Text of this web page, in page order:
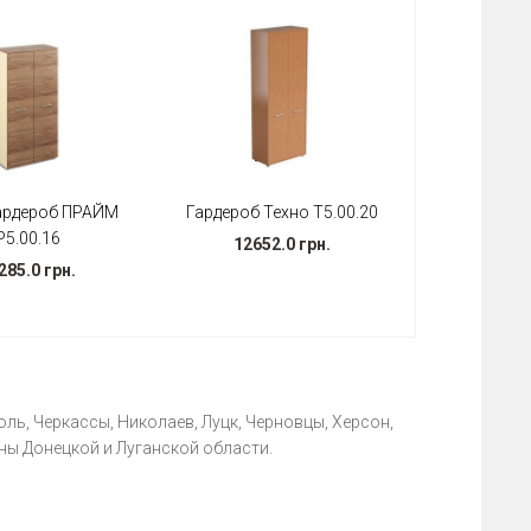
ПРАЙМ
грн.
Гардероб Техно Т5.00.20
12652.0 грн.
Черкассы, Николаев, Луцк, Черновцы, Херсон,
Донецкой и Луганской области.